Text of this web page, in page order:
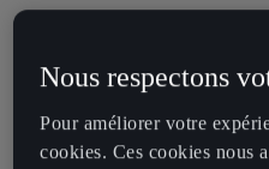
portes pour une soirée électro
No Emotion ».
Nous respectons
Pour améliorer votre
cookies. Ces cookies nous